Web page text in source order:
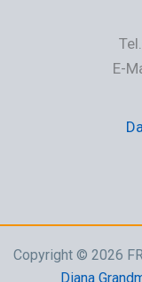
E-
Copyright © 2026
Diana